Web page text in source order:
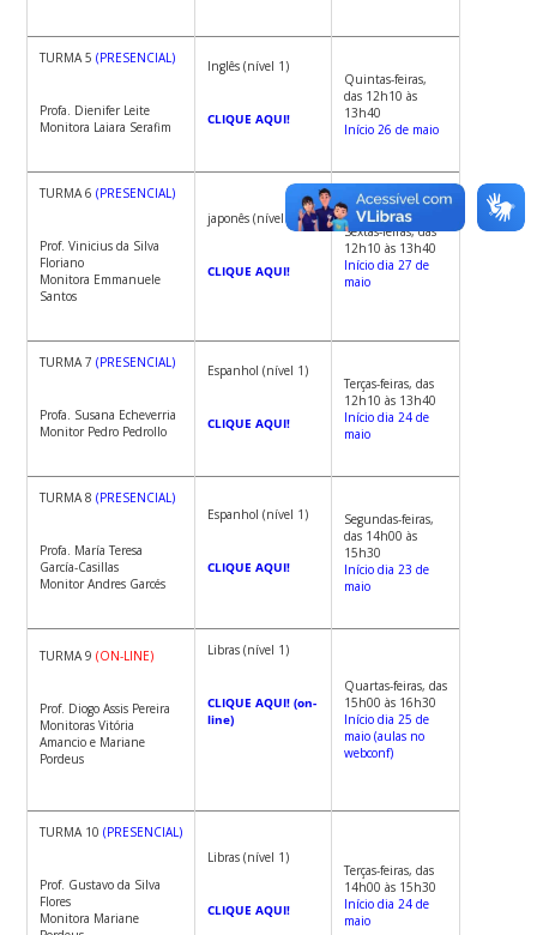
TURMA 5(PRESENCIAL)
Profa. Dienifer Leite
Monitora Laiara Serafim
Inglês (nível 1)
CLIQUE AQUI!
Quintas-feiras,
das 12h10 às
13h40
Início 26 de maio
TURMA 6(PRESENCIAL)
Prof. Vinicius da Silva
Floriano
Monitora Emmanuele
Santos
japonês (nível 1)
CLIQUE AQUI!
Sextas-feiras, das
12h10 às 13h40
Início dia 27 de
maio
TURMA 7(PRESENCIAL)
Profa. Susana Echeverria
Monitor Pedro Pedrollo
Espanhol (nível 1)
CLIQUE AQUI!
Terças-feiras, das
12h10 às 13h40
Início dia 24 de
maio
TURMA 8(PRESENCIAL)
Profa. María Teresa
García-Casillas
Monitor Andres Garcés
Espanhol (nível 1)
CLIQUE AQUI!
Segundas-feiras,
das 14h00 às
15h30
Início dia 23 de
maio
TURMA 9(ON-LINE)
Prof. Diogo Assis Pereira
Monitoras Vitória
Amancio e Mariane
Pordeus
Libras (nível 1)
CLIQUE AQUI! (on-
line)
Quartas-feiras, das
15h00 às 16h30
Início dia 25 de
maio (aulas no
webconf)
TURMA 10(PRESENCIAL)
Prof. Gustavo da Silva
Flores
Monitora Mariane
Libras (nível 1)
CLIQUE AQUI!
Terças-feiras, das
14h00 às 15h30
Início dia 24 de
maio